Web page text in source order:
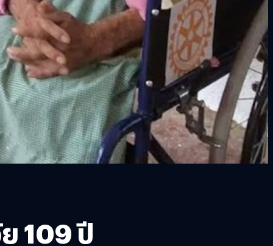
109 ปี